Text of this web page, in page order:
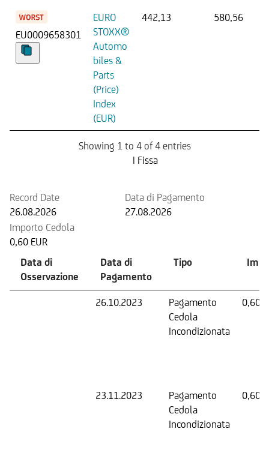
EU0009658301
EURO
STOXX®
Automo
biles &
Parts
(Price)
Index
(EUR)
442,13 580,56
Showing 1 to 4 of 4 entries
| Fissa
Record Date
26.08.2026
Data di Pagamento
27.08.2026
Importo Cedola
0,60 EUR
Data di
Osservazione
Data di
Pagamento
Tipo
26.10.2023
Pagamento
Cedola
Incondizionata
0,60
23.11.2023
Pagamento
Cedola
Incondizionata
0,60